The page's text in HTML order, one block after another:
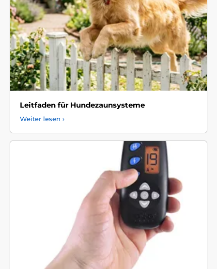
Leitfaden für Hundezaunsysteme
Weiter lesen ›